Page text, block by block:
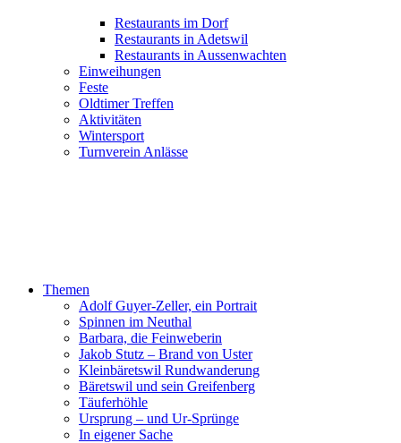
Restaurants im Dorf
Restaurants in Adetswil
Restaurants in Aussenwachten
Einweihungen
Feste
Oldtimer Treffen
Aktivitäten
Wintersport
Turnverein Anlässe
Themen
Adolf Guyer-Zeller, ein Portrait
Spinnen im Neuthal
Barbara, die Feinweberin
Jakob Stutz – Brand von Uster
Kleinbäretswil Rundwanderung
Bäretswil und sein Greifenberg
Täuferhöhle
Ursprung – und Ur-Sprünge
In eigener Sache